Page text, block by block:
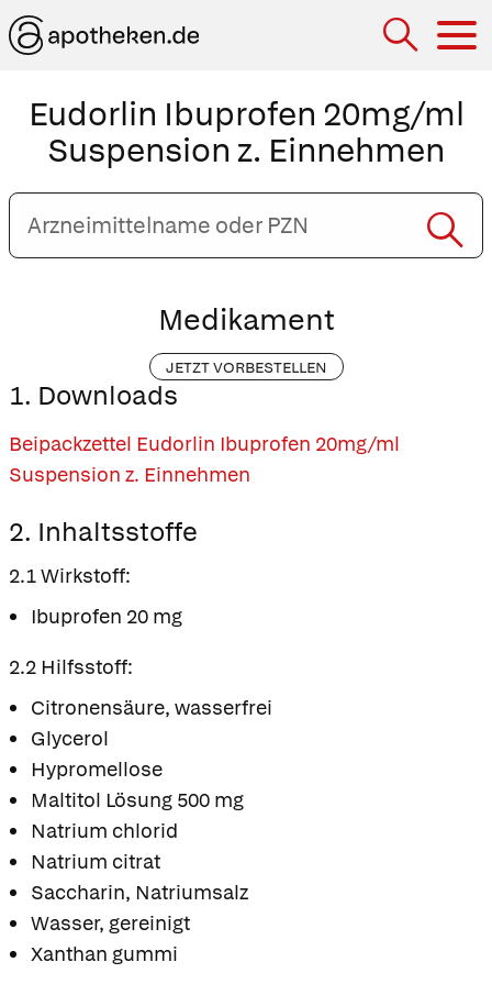
Eudorlin Ibuprofen 20mg/ml
Suspension z. Einnehmen
Arzneimittelname
oder
PZN
Medikament
JETZT VORBESTELLEN
1. Downloads
Beipackzettel Eudorlin Ibuprofen 20mg/ml
Suspension z. Einnehmen
2. Inhaltsstoffe
2.1 Wirkstoff:
Ibuprofen 20 mg
2.2 Hilfsstoff:
Citronensäure, wasserfrei
Glycerol
Hypromellose
Maltitol Lösung 500 mg
Natrium chlorid
Natrium citrat
Saccharin, Natriumsalz
Wasser, gereinigt
Xanthan gummi